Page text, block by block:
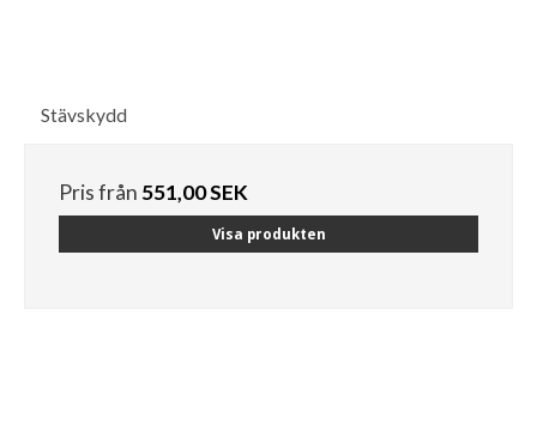
Stävskydd
Pris från 551,00 SEK
Visa produkten